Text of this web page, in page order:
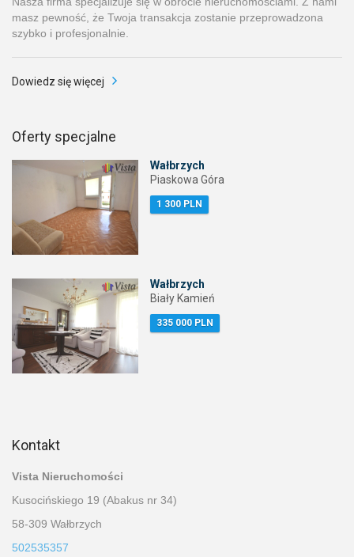
masz pewność, że Twoja transakcja zostanie przeprowadzona
szybko i profesjonalnie.
Dowiedz się więcej
Oferty specjalne
Wałbrzych
Piaskowa Góra
1 300 PLN
Wałbrzych
Biały Kamień
335 000 PLN
Kontakt
Vista Nieruchomości
Kusocińskiego 19 (Abakus nr 34)
58-309 Wałbrzych
502535357